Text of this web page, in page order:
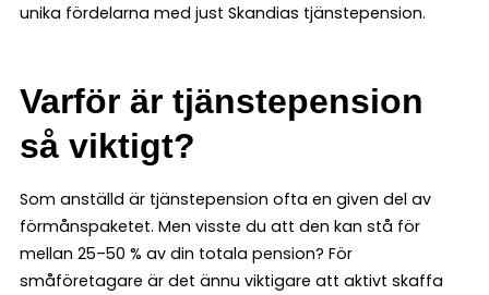
unika fördelarna med just Skandias tjänstepension.
Varför är tjänstepension
så viktigt?
Som anställd är tjänstepension ofta en given del av
förmånspaketet. Men visste du att den kan stå för
mellan 25–50 % av din totala pension? För
småföretagare är det ännu viktigare att aktivt skaffa